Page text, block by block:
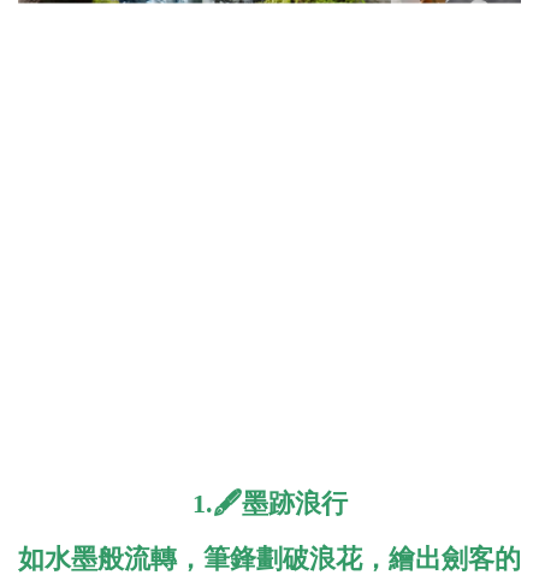
1.🖋️墨跡浪行
如水墨般流轉，筆鋒劃破浪花，繪出劍客的